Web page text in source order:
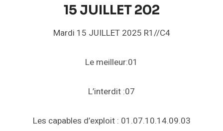
15 JUILLET 202
Mardi 15 JUILLET 2025 R1//C4
Le meilleur:01
L’interdit :07
Les capables d’exploit : 01.07.10.14.09.03